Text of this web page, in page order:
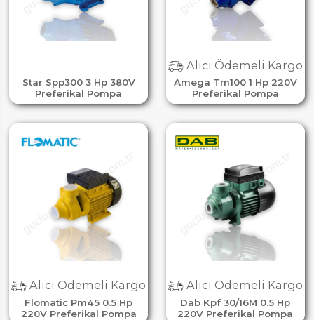
Star Spp300 3 Hp 380V
Preferikal Pompa
Amega Tm100 1 Hp 220V
Preferikal Pompa
Alıcı Ödemeli Kargo
Flomatic Pm45 0.5 Hp
220V Preferikal Pompa
Alıcı Ödemeli Kargo
Dab Kpf 30/16M 0.5 Hp
220V Preferikal Pompa
Alıcı Ödemeli Kargo